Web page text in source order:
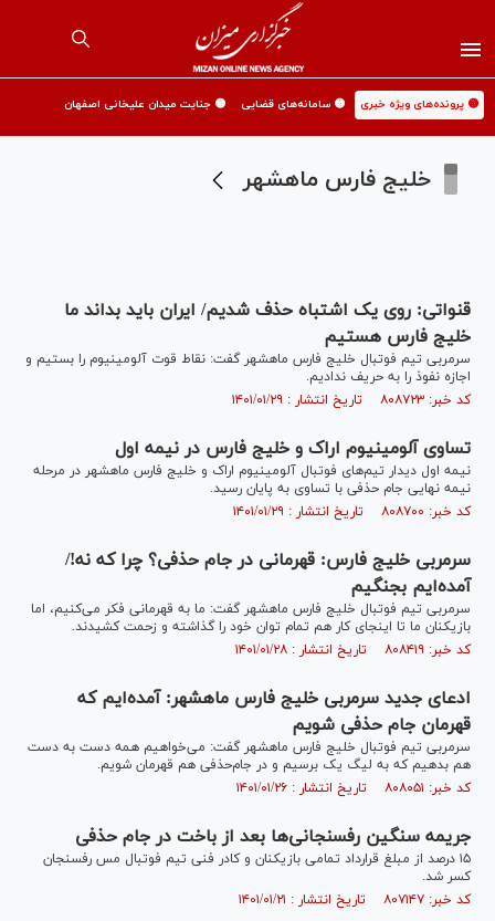
🟡 پرونده‌های ویژه خبری 🟡 سامانه‌های قضایی 🟡 جنایت میدان علیخانی اصفهان
خلیج فارس ماهشهر
قنواتی: روی یک اشتباه حذف شدیم/ ایران باید بداند ما
خلیج فارس هستیم
سرمربی تیم فوتبال خلیج فارس ماهشهر گفت: نقاط قوت آلومینیوم را بستیم و
اجازه نفوذ را به حریف ندادیم.
کد خبر: ۸۰۸۷۲۳ تاریخ انتشار : ۱۴۰۱/۰۱/۲۹
تساوی آلومینیوم اراک و خلیج فارس در نیمه اول
نیمه اول دیدار تیم‌های فوتبال آلومینیوم اراک و خلیج فارس ماهشهر در مرحله
نیمه نهایی جام حذفی با تساوی به پایان رسید.
کد خبر: ۸۰۸۷۰۰ تاریخ انتشار : ۱۴۰۱/۰۱/۲۹
سرمربی خلیج فارس: قهرمانی در جام حذفی؟ چرا که نه!/
آمده‌ایم بجنگیم
سرمربی تیم فوتبال خلیج فارس ماهشهر گفت: ما به قهرمانی فکر می‌کنیم، اما
بازیکنان ما تا اینجای کار هم تمام توان خود را گذاشته و زحمت کشیدند.
کد خبر: ۸۰۸۴۱۹ تاریخ انتشار : ۱۴۰۱/۰۱/۲۸
ادعای جدید سرمربی خلیج فارس ماهشهر: آمده‌ایم که
قهرمان جام حذفی شویم
سرمربی تیم فوتبال خلیج فارس ماهشهر گفت: می‌خواهیم همه دست به دست
هم بدهیم که به لیگ یک برسیم و در جام‌حذفی هم قهرمان شویم.
کد خبر: ۸۰۸۰۵۱ تاریخ انتشار : ۱۴۰۱/۰۱/۲۶
جریمه سنگین رفسنجانی‌ها بعد از باخت در جام حذفی
۱۵ درصد از مبلغ قرارداد تمامی بازیکنان و کادر فنی تیم فوتبال مس رفسنجان
کسر شد.
کد خبر: ۸۰۷۱۴۷ تاریخ انتشار : ۱۴۰۱/۰۱/۲۱